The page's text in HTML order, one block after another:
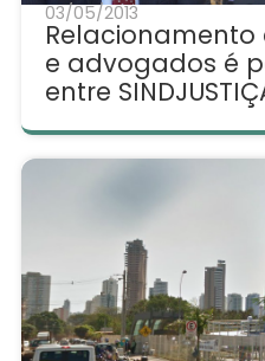
03/05/2013
Relacionamento
e advogados é
entre